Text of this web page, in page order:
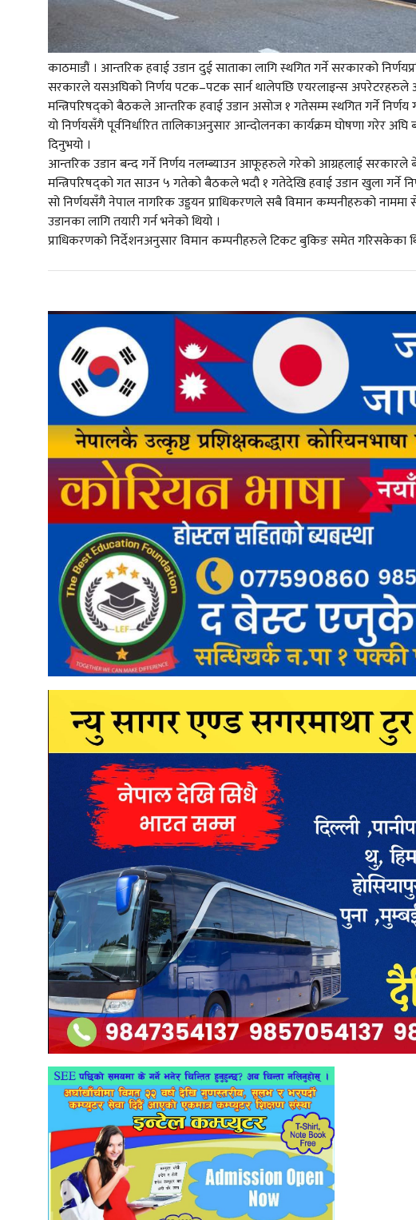
काठमाडौं । आन्तरिक हवाई उडान दुई साताका लागि स्थगित गर्ने सरकारको
सरकारले यसअघिको निर्णय पटक–पटक सार्न थालेपछि एयरलाइन्स अपरेटरहरुले
मन्त्रिपरिषद्को बैठकले आन्तरिक हवाई उडान असोज १ गतेसम्म स्थगित गर्ने निर्णय
यो निर्णयसँगै पूर्वनिर्धारित तालिकाअनुसार आन्दोलनका कार्यक्रम घोषणा गरेर
दिनुभयो ।
आन्तरिक उडान बन्द गर्ने निर्णय नलम्ब्याउन आफूहरुले गरेको आग्रहलाई सरकारले
मन्त्रिपरिषद्को गत साउन ५ गतेको बैठकले भदौ १ गतेदेखि हवाई उडान खुला गर्ने
सो निर्णयसँगै नेपाल नागरिक उड्डयन प्राधिकरणले सबै विमान कम्पनीहरुको
उडानका लागि तयारी गर्न भनेको थियो ।
प्राधिकरणको निर्देशनअनुसार विमान कम्पनीहरुले टिकट बुकिङ समेत गरिसकेका